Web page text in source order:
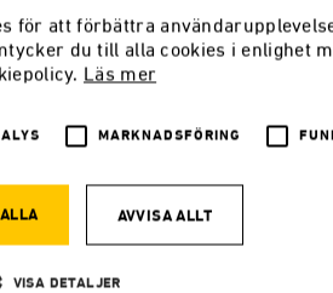
smedjan@timbro.se 070 29 29 025
för att förbättra
du till alla cookies i enlighet
Läs mer
MARKNADSFÖRING
AVVISA ALLT
VISA DETALJER